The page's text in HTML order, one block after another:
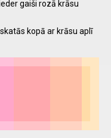
gaiši rozā krāsu
kopā ar krāsu aplī